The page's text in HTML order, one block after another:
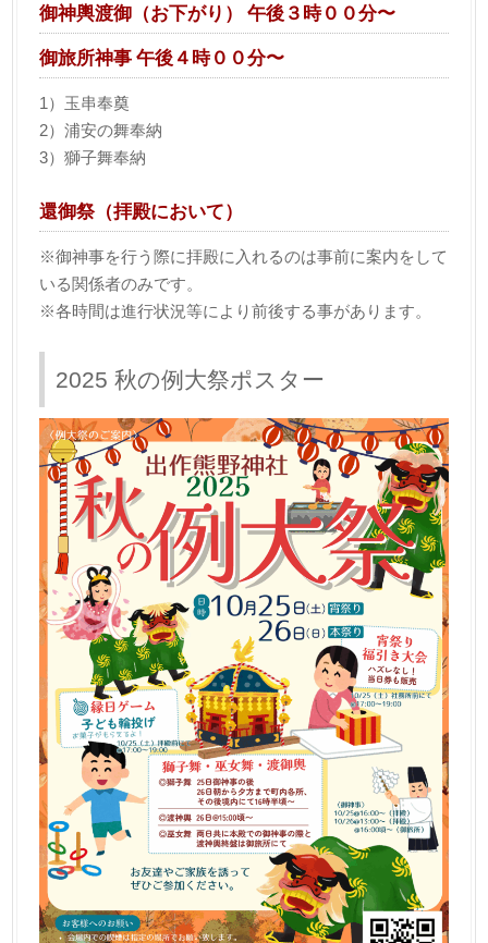
御神輿渡御（お下がり） 午後３時００分〜
御旅所神事 午後４時００分〜
1）玉串奉奠
2）浦安の舞奉納
3）獅子舞奉納
還御祭（拝殿において）
※御神事を行う際に拝殿に入れるのは事前に案内をして
いる関係者のみです。
※各時間は進行状況等により前後する事があります。
2025 秋の例大祭ポスター